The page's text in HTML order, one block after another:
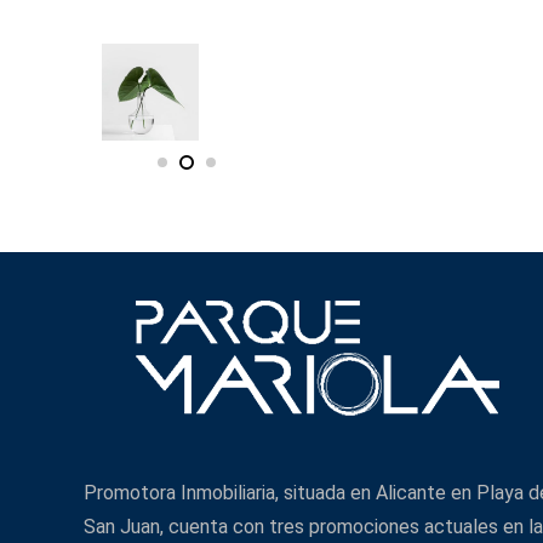
Promotora Inmobiliaria, situada en Alicante en Playa
San Juan, cuenta con tres promociones actuales en la